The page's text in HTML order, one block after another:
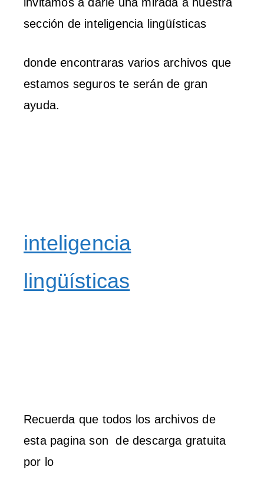
sección de inteligencia lingüísticas
donde encontraras varios archivos que
estamos seguros te serán de gran
ayuda.
inteligencia
lingüísticas
Recuerda que todos los archivos de
esta pagina son de descarga gratuita
por lo